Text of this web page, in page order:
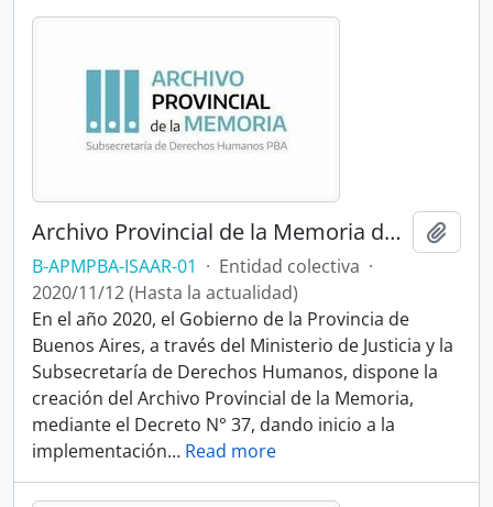
Archivo Provincial de la Memoria de la Provincia de Buenos Aires
B-APMPBA-ISAAR-01 · Entidad colectiva ·
2020/11/12 (Hasta la actualidad)
En el año 2020, el Gobierno de la Provincia de
Buenos Aires, a través del Ministerio de Justicia y la
Subsecretaría de Derechos Humanos, dispone la
creación del Archivo Provincial de la Memoria,
mediante el Decreto N° 37, dando inicio a la
implementación… Read more